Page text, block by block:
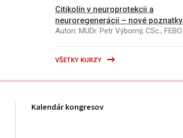
Citikolín v neuroprotekcii a
neuroregenerácii – nové poznatky
Autori: MUDr. Petr Výborný, CSc., FEBO
VŠETKY KURZY
Kalendár kongresov